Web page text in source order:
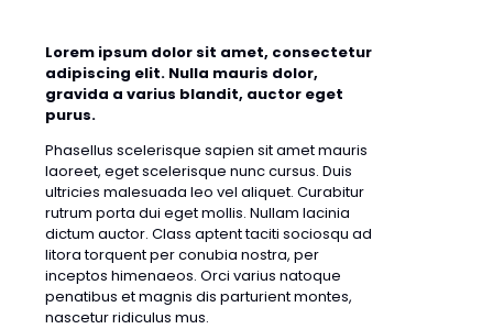
Lorem ipsum dolor sit amet, consectetur
adipiscing elit. Nulla mauris dolor,
gravida a varius blandit, auctor eget
purus.
Phasellus scelerisque sapien sit amet mauris
laoreet, eget scelerisque nunc cursus. Duis
ultricies malesuada leo vel aliquet. Curabitur
rutrum porta dui eget mollis. Nullam lacinia
dictum auctor. Class aptent taciti sociosqu ad
litora torquent per conubia nostra, per
inceptos himenaeos. Orci varius natoque
penatibus et magnis dis parturient montes,
nascetur ridiculus mus.